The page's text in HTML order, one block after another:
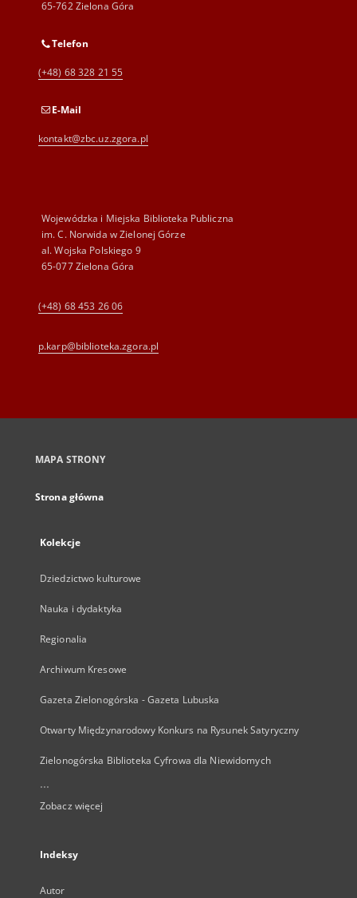
65-762 Zielona Góra
Telefon
(+48) 68 328 21 55
E-Mail
kontakt@zbc.uz.zgora.pl
Wojewódzka i Miejska Biblioteka Publiczna
im. C. Norwida w Zielonej Górze
al. Wojska Polskiego 9
65-077 Zielona Góra
(+48) 68 453 26 06
p.karp@biblioteka.zgora.pl
MAPA STRONY
Strona główna
Kolekcje
Dziedzictwo kulturowe
Nauka i dydaktyka
Regionalia
Archiwum Kresowe
Gazeta Zielonogórska - Gazeta Lubuska
Otwarty Międzynarodowy Konkurs na Rysunek Satyryczny
Zielonogórska Biblioteka Cyfrowa dla Niewidomych
...
Zobacz więcej
Indeksy
Autor